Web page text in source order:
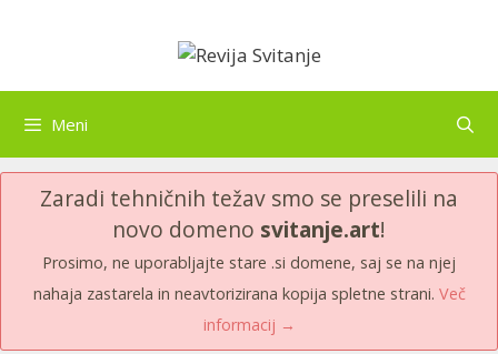
Meni
Zaradi tehničnih težav smo se preselili na
novo domeno svitanje.art!
Prosimo, ne uporabljajte stare .si domene, saj se na njej
nahaja zastarela in neavtorizirana kopija spletne strani. Več
informacij →